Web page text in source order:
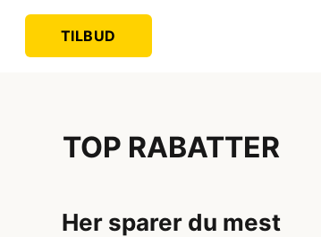
TILBUD
TOP RABATTER
Her sparer du mest